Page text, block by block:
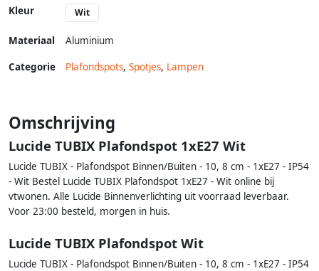
Kleur Wit
Materiaal Aluminium
Categorie Plafondspots, Spotjes, Lampen
Omschrijving
Lucide TUBIX Plafondspot 1xE27 Wit
Lucide TUBIX - Plafondspot Binnen/Buiten - 10, 8 cm - 1xE27 - IP54
- Wit Bestel Lucide TUBIX Plafondspot 1xE27 - Wit online bij
vtwonen. Alle Lucide Binnenverlichting uit voorraad leverbaar.
Voor 23:00 besteld, morgen in huis.
Lucide TUBIX Plafondspot Wit
Lucide TUBIX - Plafondspot Binnen/Buiten - 10, 8 cm - 1xE27 - IP54